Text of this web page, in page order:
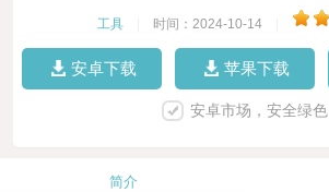
工具 时间：2024-10-14
安卓下载 苹果下载
安卓市场，安全绿色
简介